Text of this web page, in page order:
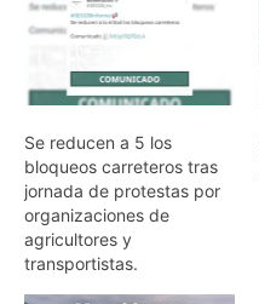
Se reducen a 5 los
bloqueos carreteros tras
jornada de protestas por
organizaciones de
agricultores y
transportistas.